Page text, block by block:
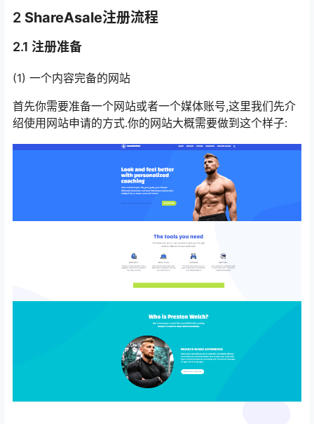
2 ShareAsale注册流程
2.1 注册准备
(1) 一个内容完备的网站
首先你需要准备一个网站或者一个媒体账号,这里我们先介
绍使用网站申请的方式.你的网站大概需要做到这个样子: